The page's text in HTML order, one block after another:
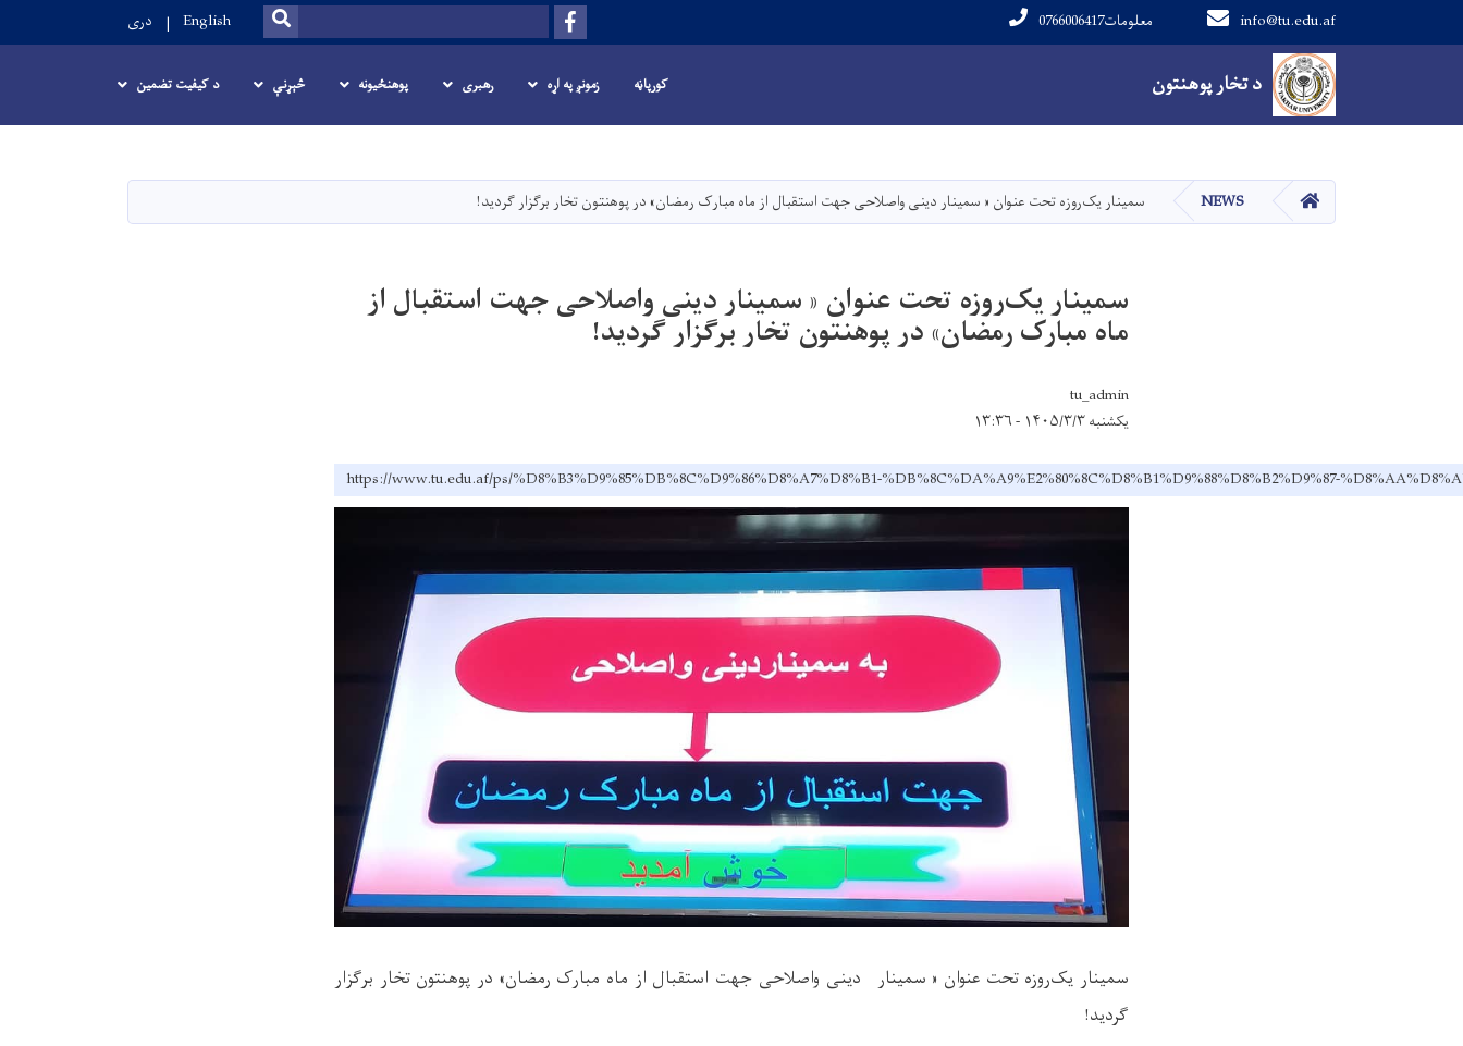
دانګل
د تخار پوهنتون
info@tu.edu.af 0766006417معلومات Facebook
SEARCH
English دری
Main navigation
د تخار پوهنتون کورپاڼه زمونږ په اړه رهبری پوهنځیونه څېړنې د کیفیت تضمین
کور NEWS سمینار یک‌روزه تحت عنوان « سمینار دینی واصلاحی جهت استقبال از ماه مبارک رمضان» در پوهنتون تخار برگزار گردید!
سمینار یک‌روزه تحت عنوان « سمینار دینی واصلاحی جهت استقبال از
ماه مبارک رمضان» در پوهنتون تخار برگزار گردید!
tu_admin
یکشنبه ۱۴۰۵/۳/۳ - ۱۳:۳۶
https://www.tu.edu.af/ps/%D8%B3%D9%85%DB%8C%D9%86%D8%A7%D8%B1-%DB%8C%DA%A9%E2%80%8C%D8%B1%D9%88%D8%B2%D9%87-
سمینار یک‌روزه تحت عنوان « سمینار دینی واصلاحی جهت استقبال از ماه مبارک رمضان» در پوهنتون تخار برگزار
گردید!